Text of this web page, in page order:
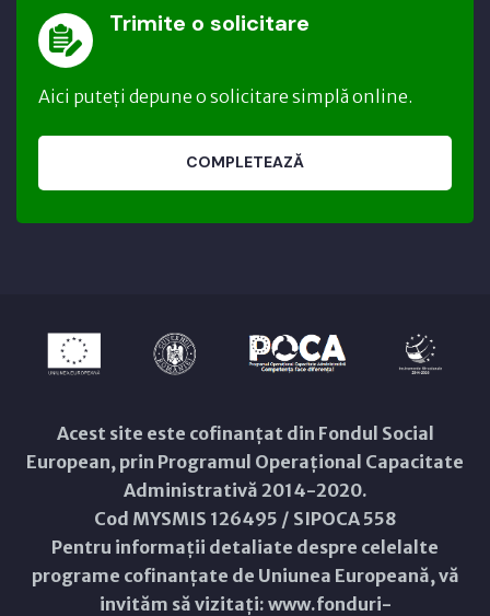
Trimite o solicitare
Aici puteți depune o solicitare simplă online.
COMPLETEAZĂ
Acest site este cofinanțat din Fondul Social
European, prin Programul Operațional Capacitate
Administrativă 2014-2020.
Cod MYSMIS 126495 / SIPOCA 558
Pentru informații detaliate despre celelalte
programe cofinanțate de Uniunea Europeană, vă
invităm să vizitați: www.fonduri-